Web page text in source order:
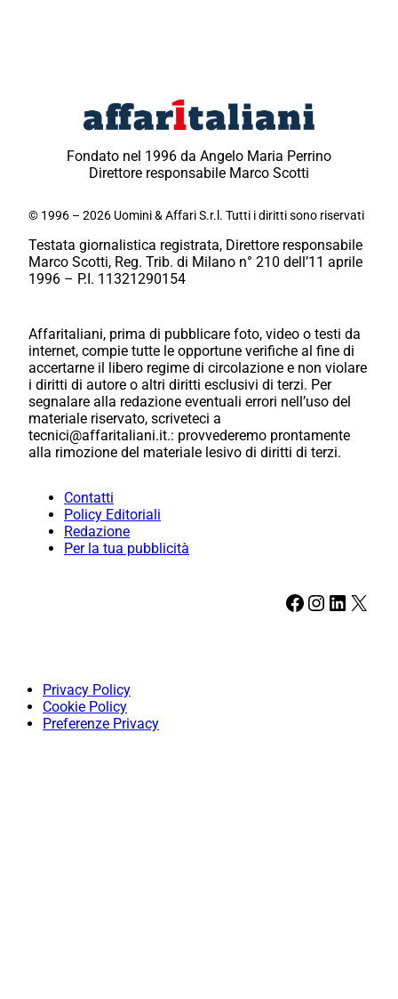
Fondato nel 1996 da Angelo Maria Perrino
Direttore responsabile Marco Scotti
© 1996 – 2026 Uomini & Affari S.r.l. Tutti i diritti sono riservati
Testata giornalistica registrata, Direttore responsabile
Marco Scotti, Reg. Trib. di Milano n° 210 dell’11 aprile
1996 – P.I. 11321290154
Affaritaliani, prima di pubblicare foto, video o testi da
internet, compie tutte le opportune verifiche al fine di
accertarne il libero regime di circolazione e non violare
i diritti di autore o altri diritti esclusivi di terzi. Per
segnalare alla redazione eventuali errori nell’uso del
materiale riservato, scriveteci a
tecnici@affaritaliani.it.: provvederemo prontamente
alla rimozione del materiale lesivo di diritti di terzi.
Contatti
Policy Editoriali
Redazione
Per la tua pubblicità
Facebook Instagram LinkedIn X
Privacy Policy
Cookie Policy
Preferenze Privacy